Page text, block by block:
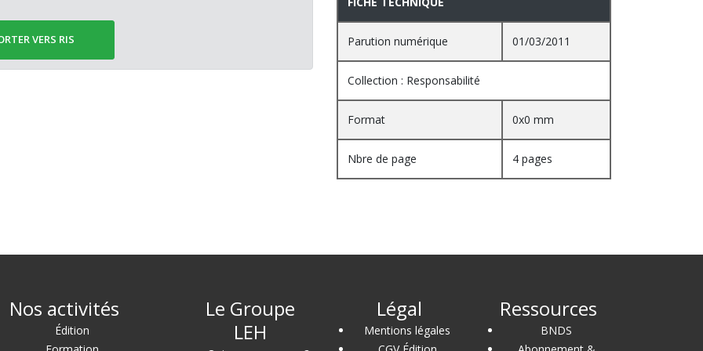
VERS RIS Parution numérique 01/03/2011
Collection : Responsabilité
Format 0x0 mm
Nbre de page 4 pages
Nos activités
Édition
Le Groupe
LEH
Légal
Mentions légales
Ressources
BNDS